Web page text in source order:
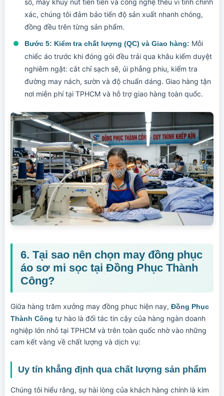
sổ, máy khuy nút tiên tiến và công nghệ thêu vi tính chính
xác, chúng tôi đảm bảo tiến độ sản xuất nhanh chóng,
đồng đều trên từng sản phẩm.
Bước 5: Kiểm tra chất lượng (QC) và Giao hàng: Mỗi
chiếc áo trước khi đóng gói đều trải qua khâu kiểm duyệt
nghiêm ngặt: cắt chỉ sạch sẽ, ủi phẳng phiu, kiểm tra
đường may nách, sườn và độ chuẩn dáng. Giao hàng tận
nơi miễn phí tại TPHCM và hỗ trợ giao hàng toàn quốc.
6. Tại sao nên chọn may đồng phục
áo sơ mi sọc tại Đồng Phục Thành
Công?
Giữa hàng trăm xưởng may đồng phục hiện nay, Đồng Phục
Thành Công tự hào là đối tác tin cậy của hàng ngàn doanh
nghiệp lớn nhỏ tại TPHCM và trên toàn quốc nhờ vào những
cam kết vàng về chất lượng và dịch vụ:
Uy tín khẳng định qua chất lượng sản phẩm
Chúng tôi hiểu rằng, sự hài lòng của khách hàng chính là kim